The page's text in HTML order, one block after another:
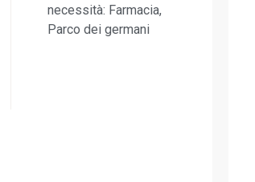
necessità: Farmacia,
Parco dei germani